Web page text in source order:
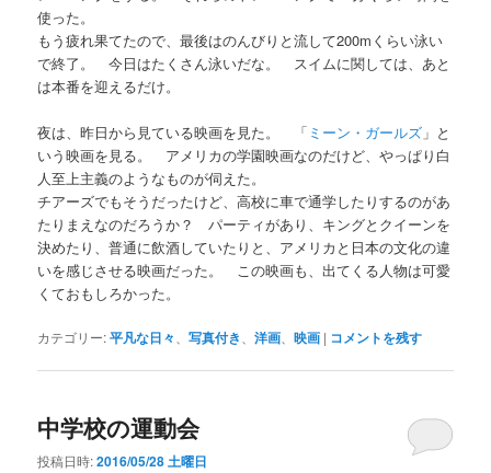
使った。
もう疲れ果てたので、最後はのんびりと流して200mくらい泳い
で終了。 今日はたくさん泳いだな。 スイムに関しては、あと
は本番を迎えるだけ。
夜は、昨日から見ている映画を見た。 「 ミーン・ガールズ 」と
いう映画を見る。 アメリカの学園映画なのだけど、やっぱり白
人至上主義のようなものが伺えた。
チアーズでもそうだったけど、高校に車で通学したりするのがあ
たりまえなのだろうか？ パーティがあり、キングとクイーンを
決めたり、普通に飲酒していたりと、アメリカと日本の文化の違
いを感じさせる映画だった。 この映画も、出てくる人物は可愛
くておもしろかった。
カテゴリー:平凡な日々 、写真付き 、洋画 、映画 | コメントを残す
中学校の運動会
投稿日時:2016/05/28 土曜日